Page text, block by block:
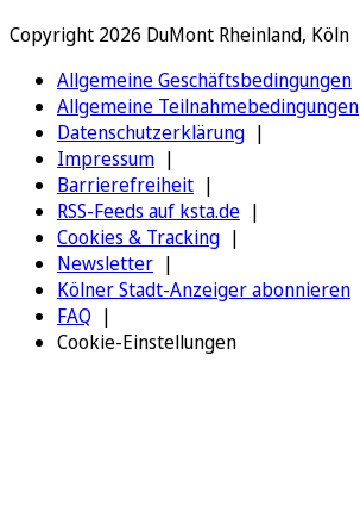
Copyright 2026 DuMont Rheinland, Köln
Allgemeine Geschäftsbedingungen
Allgemeine Teilnahmebedingungen
Datenschutzerklärung
Impressum
Barrierefreiheit
RSS-Feeds auf ksta.de
Cookies & Tracking
Newsletter
Kölner Stadt-Anzeiger abonnieren
FAQ
Cookie-Einstellungen